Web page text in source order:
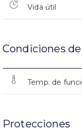
Vida útil
Condiciones
Temp. de
Protecciones